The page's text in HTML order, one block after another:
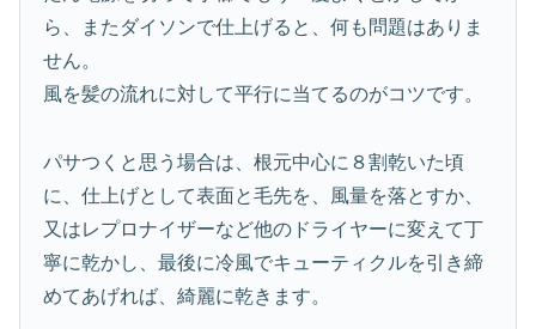
ら、またダイソンで仕上げると、何も問題はありま
せん。
風を髪の流れに対して平行に当てるのがコツです。
パサつくと思う場合は、根元中心に８割乾いた頃
に、仕上げとして表面と毛先を、風量を落とすか、
又はレプロナイザーなど他のドライヤーに変えて丁
寧に乾かし、最後に冷風でキューティクルを引き締
めてあげれば、綺麗に乾きます。